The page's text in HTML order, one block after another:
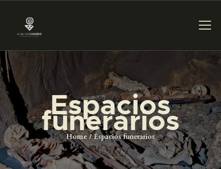
Espacios
funerarios
Home Espacios funerarios
PREPARAR LA VISITA
ACTIVIDADES
█
EL MUSEO